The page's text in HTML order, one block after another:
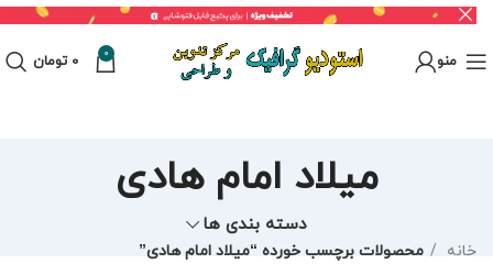
منو 0
0 تومان
میلاد امام هادی
دسته بندی ها
خانه
محصولات برچسب خورده “میلاد امام هادی”